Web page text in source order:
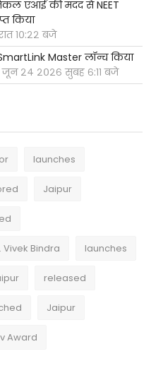
एआई की मदद से NEET
किया
१०:२२ बजे
Master लॉन्च किया
जून २४ २०२६ सुबह ६:११ बजे
launches
Jaipur
Vivek Bindra launches
released
Jaipur
Award